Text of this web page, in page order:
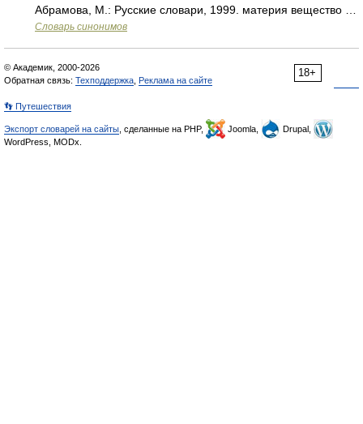
Абрамова, М.: Русские словари, 1999. материя вещество …
Словарь синонимов
18+
© Академик, 2000-2026
Обратная связь: Техподдержка Реклама на сайте
👣 Путешествия
Экспорт словарей на сайты , сделанные на PHP, Joomla,
Drupal,
WordPress, MODx.